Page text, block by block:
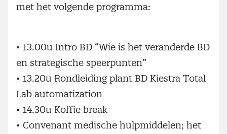
met het volgende programma:
• 13.00u Intro BD “Wie is het veranderde BD
en strategische speerpunten”
• 13.20u Rondleiding plant BD Kiestra Total
Lab automatization
• 14.30u Koffie break
• Convenant medische hulpmiddelen; het